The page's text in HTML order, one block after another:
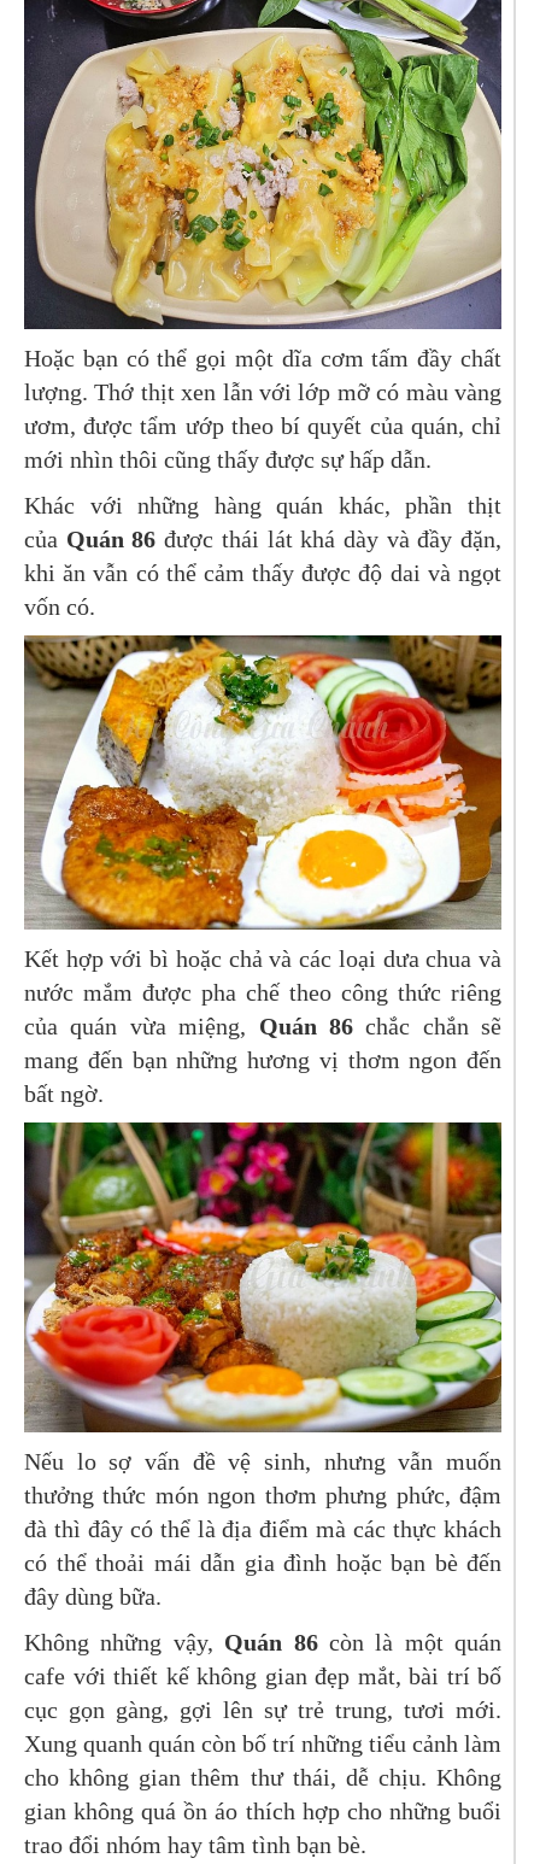
Hoặc bạn có thể gọi một dĩa cơm tấm đầy chất
lượng. Thớ thịt xen lẫn với lớp mỡ có màu vàng
ươm, được tẩm ướp theo bí quyết của quán, chỉ
mới nhìn thôi cũng thấy được sự hấp dẫn.
Khác với những hàng quán khác, phần thịt
của Quán 86 được thái lát khá dày và đầy đặn,
khi ăn vẫn có thể cảm thấy được độ dai và ngọt
vốn có.
Kết hợp với bì hoặc chả và các loại dưa chua và
nước mắm được pha chế theo công thức riêng
của quán vừa miệng, Quán 86chắc chắn sẽ
mang đến bạn những hương vị thơm ngon đến
bất ngờ.
Nếu lo sợ vấn đề vệ sinh, nhưng vẫn muốn
thưởng thức món ngon thơm phưng phức, đậm
đà thì đây có thể là địa điểm mà các thực khách
có thể thoải mái dẫn gia đình hoặc bạn bè đến
đây dùng bữa.
Không những vậy, Quán 86còn là một quán
cafe với thiết kế không gian đẹp mắt, bài trí bố
cục gọn gàng, gợi lên sự trẻ trung, tươi mới.
Xung quanh quán còn bố trí những tiểu cảnh làm
cho không gian thêm thư thái, dễ chịu. Không
gian không quá ồn áo thích hợp cho những buổi
trao đổi nhóm hay tâm tình bạn bè.